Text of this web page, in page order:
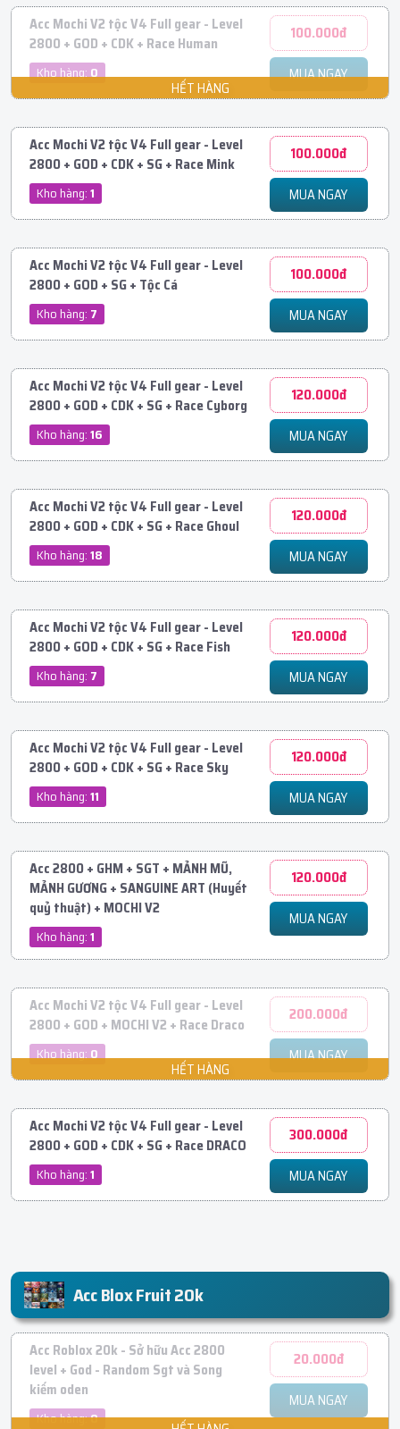
Acc Mochi V2 tộc V4 Full gear - Level
2800 + GOD + CDK + Race Human
Kho hàng:0
100.000đ
MUA NGAY
Acc Mochi V2 tộc V4 Full gear - Level
2800 + GOD + CDK + SG + Race Mink
Kho hàng:1
100.000đ
MUA NGAY
Acc Mochi V2 tộc V4 Full gear - Level
2800 + GOD + SG + Tộc Cá
Kho hàng: 7
100.000đ
MUA NGAY
Acc Mochi V2 tộc V4 Full gear - Level
2800 + GOD + CDK + SG + Race Cyborg
Kho hàng:16
120.000đ
MUA NGAY
Acc Mochi V2 tộc V4 Full gear - Level
2800 + GOD + CDK + SG + Race Ghoul
Kho hàng:18
120.000đ
MUA NGAY
Acc Mochi V2 tộc V4 Full gear - Level
2800 + GOD + CDK + SG + Race Fish
Kho hàng: 7
120.000đ
MUA NGAY
Acc Mochi V2 tộc V4 Full gear - Level
2800 + GOD + CDK + SG + Race Sky
Kho hàng:11
120.000đ
MUA NGAY
Acc 2800 + GHM + SGT + MẢNH MŨ,
MẢNH GƯƠNG + SANGUINE ART (Huyết
quỷ thuật) + MOCHI V2
Kho hàng:1
120.000đ
MUA NGAY
Acc Mochi V2 tộc V4 Full gear - Level
2800 + GOD + MOCHI V2 + Race Draco
Kho hàng:0
200.000đ
MUA NGAY
Acc Mochi V2 tộc V4 Full gear - Level
2800 + GOD + CDK + SG + Race DRACO
Kho hàng:1
300.000đ
MUA NGAY
Acc Blox Fruit 20k
Acc Roblox 20k - Sở hữu Acc 2800
level + God - Random Sgt và Song
kiếm oden
Kho hàng:0
20.000đ
MUA NGAY